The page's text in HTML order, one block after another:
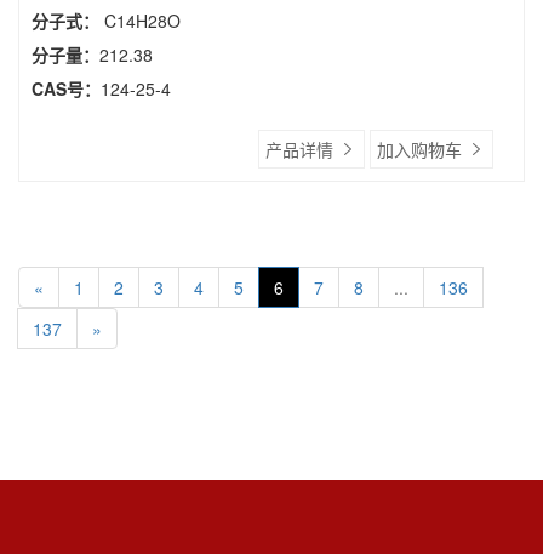
分子式： C14H28O
分子量： 212.38
CAS号： 124-25-4
产品详情 加入购物车
« 1 2 3 4 5 6 7 8 ...
136
137
»